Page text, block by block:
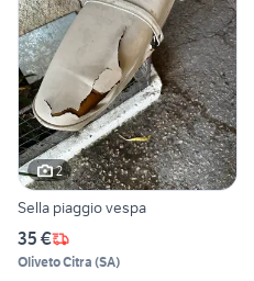
2
Sella piaggio vespa
35 €
Oliveto Citra (SA)